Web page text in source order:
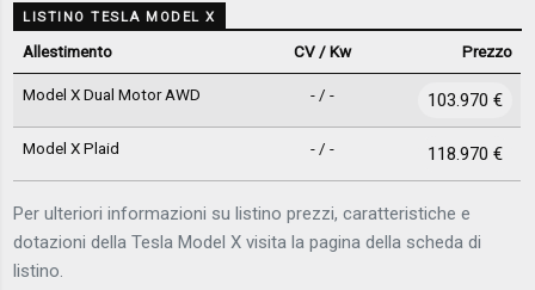
LISTINO TESLA MODEL X
Allestimento CV / Kw Prezzo
Model X Dual Motor AWD - / - 103.970 €
Model X Plaid - / - 118.970 €
Per ulteriori informazioni su listino prezzi, caratteristiche e
dotazioni della Tesla Model X visita la pagina della scheda di
listino.